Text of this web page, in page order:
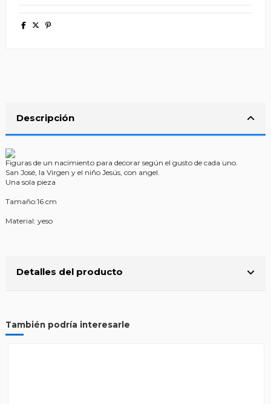
Descripción
Figuras de un nacimiento para decorar según el gusto de cada uno.
San José, la Virgen y el niño Jesús, con angel.
Una sola pieza
Tamaño:16 cm
Material: yeso
Detalles del producto
También podría interesarle